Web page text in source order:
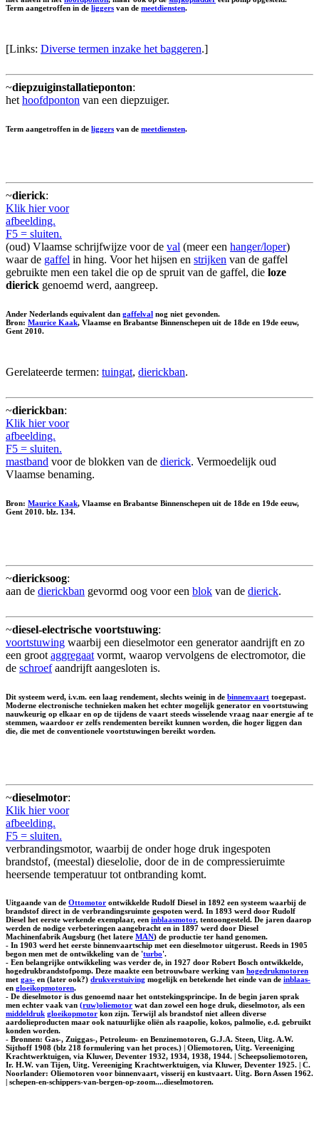
Term aangetroffen in de liggers van de meetdiensten.
[Links: Diverse termen inzake het baggeren.]
~diepzuiginstallatieponton:
het hoofdponton van een diepzuiger.
Term aangetroffen in de liggers van de meetdiensten.
~dierick:
Klik hier voor
afbeelding.
F5 = sluiten.
(oud) Vlaamse schrijfwijze voor de val (meer een hanger/loper)
waar de gaffel in hing. Voor het hijsen en strijken van de gaffel
gebruikte men een takel die op de spruit van de gaffel, die loze
dierick genoemd werd, aangreep.
Ander Nederlands equivalent dan gaffelval nog niet gevonden.
Bron: Maurice Kaak, Vlaamse en Brabantse Binnenschepen uit de 18de en 19de eeuw,
Gent 2010.
Gerelateerde termen: tuingat, dierickban.
~dierickban:
Klik hier voor
afbeelding.
F5 = sluiten.
mastband voor de blokken van de dierick. Vermoedelijk oud
Vlaamse benaming.
Bron: Maurice Kaak, Vlaamse en Brabantse Binnenschepen uit de 18de en 19de eeuw,
Gent 2010. blz. 134.
~diericksoog:
aan de dierickban gevormd oog voor een blok van de dierick.
~diesel-electrische voortstuwing:
voortstuwing waarbij een dieselmotor een generator aandrijft en zo
een groot aggregaat vormt, waarop vervolgens de electromotor, die
de schroefaandrijft aangesloten is.
Dit systeem werd, i.v.m. een laag rendement, slechts weinig in de binnenvaart toegepast.
Moderne electronische technieken maken het echter mogelijk generator en voortstuwing
nauwkeurig op elkaar en op de tijdens de vaart steeds wisselende vraag naar energie af te
stemmen, waardoor er zelfs rendementen bereikt kunnen worden, die hoger liggen dan
die, die met de conventionele voortstuwingen bereikt worden.
~dieselmotor:
Klik hier voor
afbeelding.
F5 = sluiten.
verbrandingsmotor, waarbij de onder hoge druk ingespoten
brandstof, (meestal) dieselolie, door de in de compressieruimte
heersende temperatuur tot ontbranding komt.
Uitgaande van de Ottomotor ontwikkelde Rudolf Diesel in 1892 een systeem waarbij de
brandstof direct in de verbrandingsruimte gespoten werd. In 1893 werd door Rudolf
Diesel het eerste werkende exemplaar, een inblaasmotor, tentoongesteld. De jaren daarop
werden de nodige verbeteringen aangebracht en in 1897 werd door Diesel
Machinenfabrik Augsburg (het latere MAN) de productie ter hand genomen.
- In 1903 werd het eerste binnenvaartschip met een dieselmotor uitgerust. Reeds in 1905
begon men met de ontwikkeling van de 'turbo'.
- Een belangrijke ontwikkeling was verder de, in 1927 door Robert Bosch ontwikkelde,
hogedrukbrandstofpomp. Deze maakte een betrouwbare werking van hogedrukmotoren
met gas- en (later ook?) drukverstuiving mogelijk en betekende het einde van de inblaas-
en gloeikopmotoren.
- De dieselmotor is dus genoemd naar het ontstekingsprincipe. In de begin jaren sprak
men echter vaak van (ruw)oliemotor wat dan zowel een hoge druk, dieselmotor, als een
middeldruk gloeikopmotor kon zijn. Terwijl als brandstof niet alleen diverse
aardolieproducten maar ook natuurlijke oliën als raapolie, kokos, palmolie, e.d. gebruikt
konden worden.
- Bronnen: Gas-, Zuiggas-, Petroleum- en Benzinemotoren, G.J.A. Steen, Uitg. A.W.
Sijthoff 1908 (blz 218 formulering van het proces.) | Oliemotoren, Uitg. Vereeniging
Krachtwerktuigen, via Kluwer, Deventer 1932, 1934, 1938, 1944. | Scheepsoliemotoren,
Ir. H.W. van Tijen, Uitg. Vereeniging Krachtwerktuigen, via Kluwer, Deventer 1925. | C.
Noorlander: Oliemotoren voor binnenvaart, visserij en kustvaart. Uitg. Born Assen 1962.
| schepen-en-schippers-van-bergen-op-zoom....dieselmotoren.